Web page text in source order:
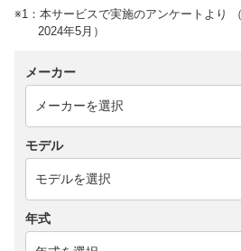
※1：本サービスで実施のアンケートより
2024年5月）
メーカー
モデル
年式